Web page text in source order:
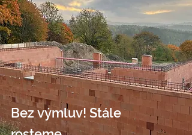
Bez výmluv! Stále